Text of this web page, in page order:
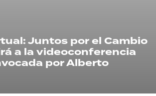
Juntos por el Cambio
a la videoconferencia
por Alberto